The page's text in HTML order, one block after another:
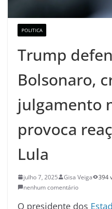
POLITICA
Trump
Bolsonaro,
julgamento
provoca
Lula
julho 7, 2025 Gisa Veiga
394
nenhum comentário
O presidente dos